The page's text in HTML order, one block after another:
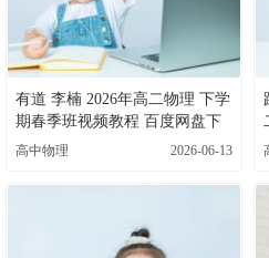
有道 李楠 2026年高二物理 下学
期春季班视频教程 百度网盘下
载
高中物理 2026-06-13